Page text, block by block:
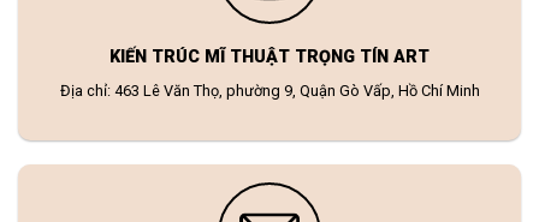
KIẾN TRÚC MĨ THUẬT TRỌNG TÍN ART
Địa chỉ: 463 Lê Văn Thọ, phường 9, Quận Gò Vấp, Hồ Chí Minh